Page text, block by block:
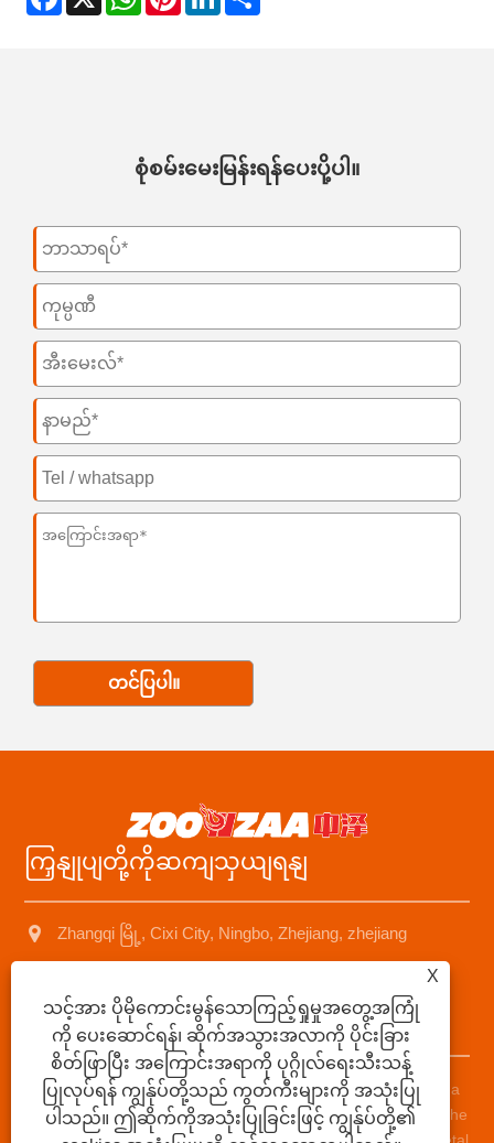
စုံစမ်းမေးမြန်းရန်ပေးပို့ပါ။
တင်ပြပါ။
ကြှနျုပျတို့ကိုဆကျသှယျရနျ
Zhangqi မြို့, Cixi City, Ningbo, Zhejiang, zhejiang
sales1@nbzhongze.com
မူပိုင်ခွင့်© 2023 Ningbo Zhongze Electronics Co. , Ltd. - China
Kerosene Heater, Kerosene မီးဖို, Metal Chimney Kerosene The
X
သင့်အား ပိုမိုကောင်းမွန်သောကြည့်ရှုမှုအတွေ့အကြုံ
ကို ပေးဆောင်ရန်၊ ဆိုက်အသွားအလာကို ပိုင်းခြား
စိတ်ဖြာပြီး အကြောင်းအရာကို ပုဂ္ဂိုလ်ရေးသီးသန့်
ပြုလုပ်ရန် ကျွန်ုပ်တို့သည် ကွတ်ကီးများကို အသုံးပြု
ပါသည်။ ဤဆိုက်ကိုအသုံးပြုခြင်းဖြင့် ကျွန်ုပ်တို့၏